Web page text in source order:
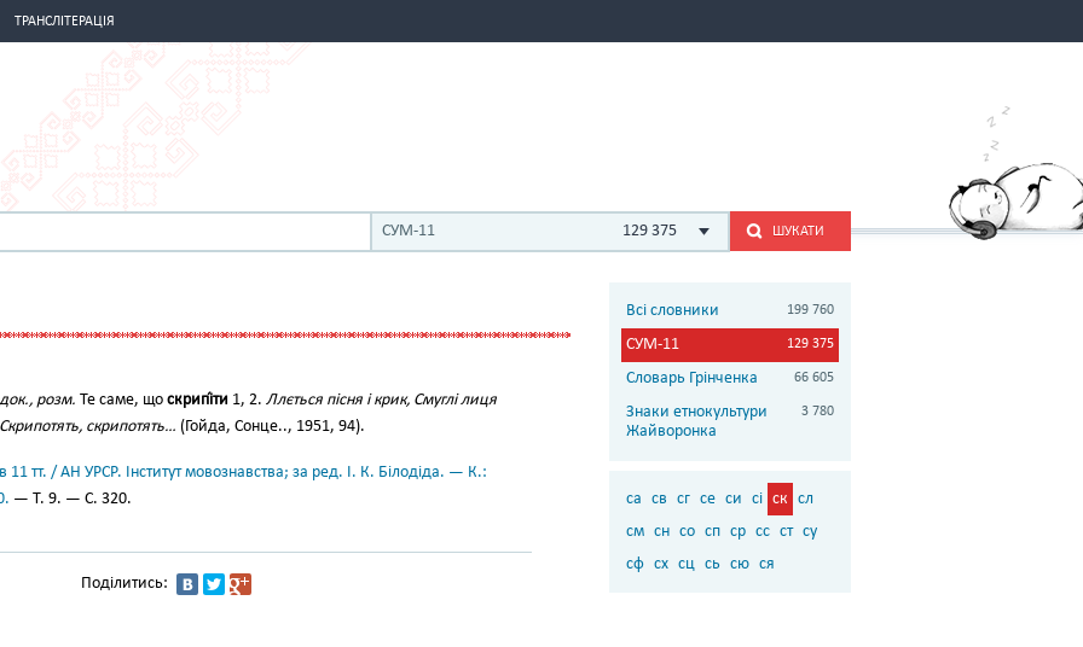
ТРАНСЛІТЕРАЦІЯ
СУМ-11 129 375 ШУКАТИ
розм. Те саме, що скрипі́ти 1, 2. Ллється пісня і крик, Смуглі лиця
скрипотять… (Гойда, Сонце.., 1951, 94).
11 тт. / АН УРСР. Інститут мовознавства; за ред. І. К. Білодіда. — К.:
— Т. 9. — С. 320.
Поділитись:
Всі словники 199 760
СУМ-11 129 375
Словарь Грінченка 66 605
Знаки етнокультури
Жайворонка
3 780
са св сг се си сі ск сл
см сн со сп ср сс ст су
сф сх сц сь сю ся